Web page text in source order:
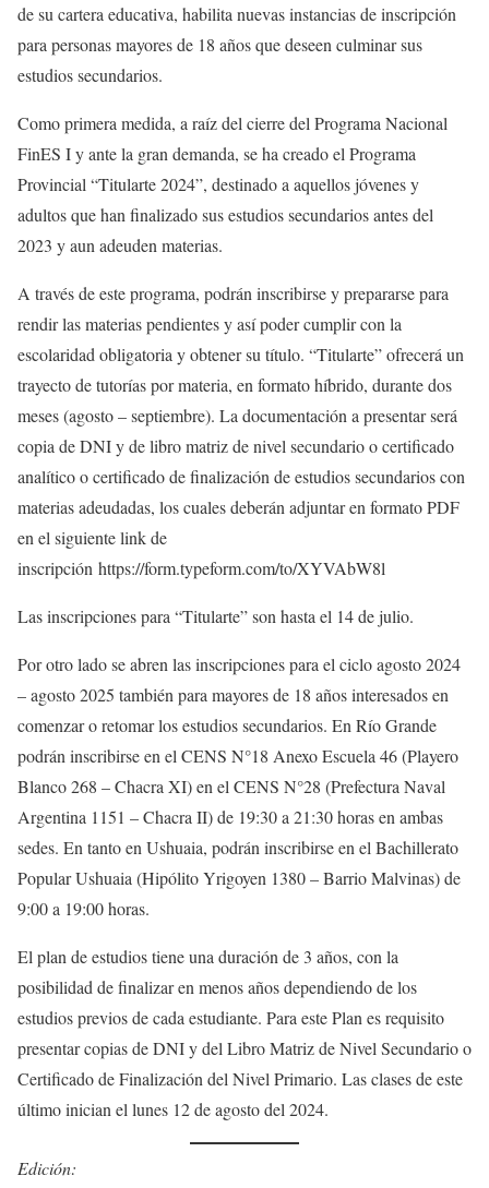
de su cartera educativa, habilita nuevas instancias de inscripción
para personas mayores de 18 años que deseen culminar sus
estudios secundarios.
Como primera medida, a raíz del cierre del Programa Nacional
FinES I y ante la gran demanda, se ha creado el Programa
Provincial “Titularte 2024”, destinado a aquellos jóvenes y
adultos que han finalizado sus estudios secundarios antes del
2023 y aun adeuden materias.
A través de este programa, podrán inscribirse y prepararse para
rendir las materias pendientes y así poder cumplir con la
escolaridad obligatoria y obtener su título. “Titularte” ofrecerá un
trayecto de tutorías por materia, en formato híbrido, durante dos
meses (agosto – septiembre). La documentación a presentar será
copia de DNI y de libro matriz de nivel secundario o certificado
analítico o certificado de finalización de estudios secundarios con
materias adeudadas, los cuales deberán adjuntar en formato PDF
en el siguiente link de
inscripción https://form.typeform.com/to/XYVAbW8l
Las inscripciones para “Titularte” son hasta el 14 de julio.
Por otro lado se abren las inscripciones para el ciclo agosto 2024
– agosto 2025 también para mayores de 18 años interesados en
comenzar o retomar los estudios secundarios. En Río Grande
podrán inscribirse en el CENS N°18 Anexo Escuela 46 (Playero
Blanco 268 – Chacra XI) en el CENS N°28 (Prefectura Naval
Argentina 1151 – Chacra II) de 19:30 a 21:30 horas en ambas
sedes. En tanto en Ushuaia, podrán inscribirse en el Bachillerato
Popular Ushuaia (Hipólito Yrigoyen 1380 – Barrio Malvinas) de
9:00 a 19:00 horas.
El plan de estudios tiene una duración de 3 años, con la
posibilidad de finalizar en menos años dependiendo de los
estudios previos de cada estudiante. Para este Plan es requisito
presentar copias de DNI y del Libro Matriz de Nivel Secundario o
Certificado de Finalización del Nivel Primario. Las clases de este
último inician el lunes 12 de agosto del 2024.
Edición: